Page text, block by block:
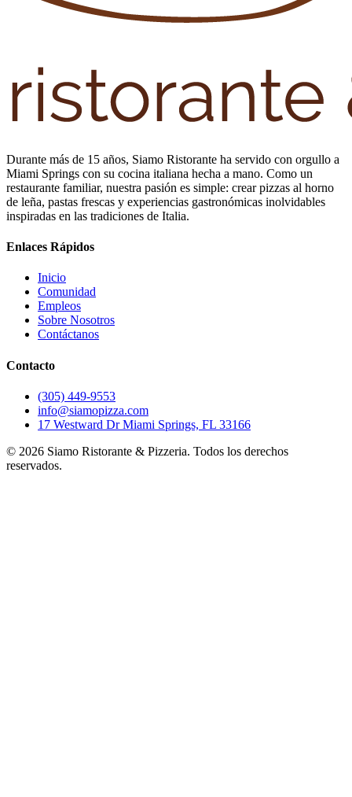
Durante más de 15 años, Siamo Ristorante ha servido con orgullo a
Miami Springs con su cocina italiana hecha a mano. Como un
restaurante familiar, nuestra pasión es simple: crear pizzas al horno
de leña, pastas frescas y experiencias gastronómicas inolvidables
inspiradas en las tradiciones de Italia.
Enlaces Rápidos
Inicio
Comunidad
Empleos
Sobre Nosotros
Contáctanos
Contacto
(305) 449-9553
info@siamopizza.com
17 Westward Dr Miami Springs, FL 33166
© 2026 Siamo Ristorante & Pizzeria. Todos los derechos
reservados.